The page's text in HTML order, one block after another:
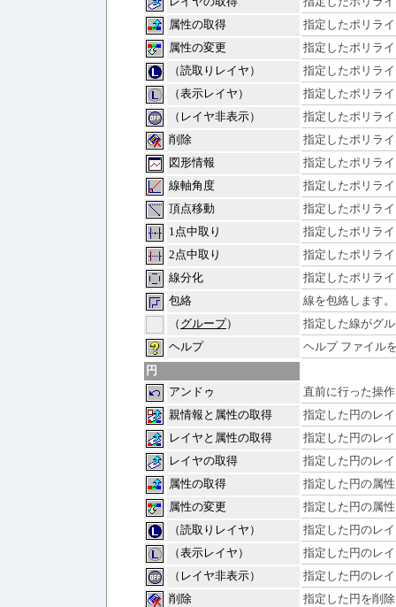
属性の取得
指定したポリラ
属性の変更
指定したポリラ
（読取りレイヤ）
指定したポリラ
（表示レイヤ）
指定したポリラ
（レイヤ非表示）
指定したポリラ
削除
指定したポリラ
図形情報
指定したポリラ
線軸角度
指定したポリラ
頂点移動
指定したポリラ
1点中取り
指定したポリラ
2点中取り
指定したポリラ
線分化
指定したポリラ
包絡
線を包絡します。
（ グループ）
指定した線がグ
ヘルプ
ヘルプ ファイル
円
アンドゥ
直前に行った操
親情報と属性の取得
指定した円のレ
レイヤと属性の取得
指定した円のレ
レイヤの取得
指定した円のレ
属性の取得
指定した円の属
属性の変更
指定した円の属
（読取りレイヤ）
指定した円のレ
（表示レイヤ）
指定した円のレ
（レイヤ非表示）
指定した円のレ
削除
指定した円を削